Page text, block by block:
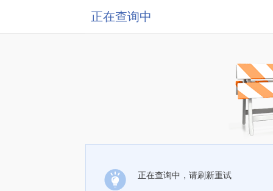
正在查询中
正在查询中，请刷新重试